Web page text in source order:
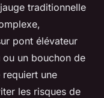
traditionnelle
pont élévateur
un bouchon de
une
les risques de